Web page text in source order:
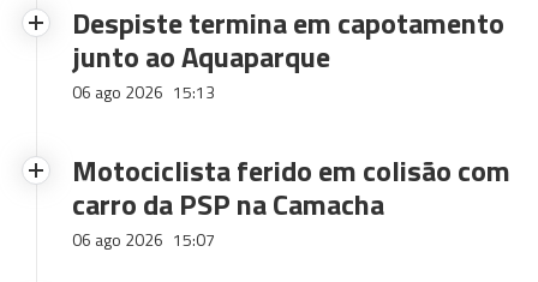
Despiste termina em capotamento
junto ao Aquaparque
06 ago 2026 15:13
Motociclista ferido em colisão com
carro da PSP na Camacha
06 ago 2026 15:07